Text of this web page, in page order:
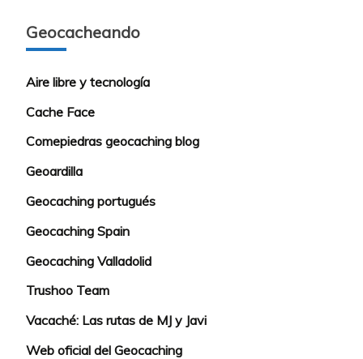
Geocacheando
Aire libre y tecnología
Cache Face
Comepiedras geocaching blog
Geoardilla
Geocaching portugués
Geocaching Spain
Geocaching Valladolid
Trushoo Team
Vacaché: Las rutas de MJ y Javi
Web oficial del Geocaching